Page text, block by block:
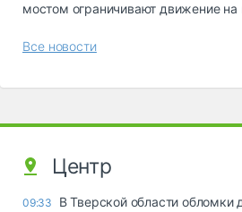
мостом ограничивают движение на
Все новости
Центр
09:33
В Тверской области обломки